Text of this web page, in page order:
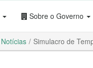
Sobre o Governo
Notícias Simulacro de